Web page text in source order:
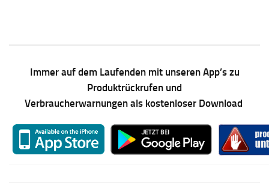
Immer auf dem Laufenden mit unseren App’s zu
Produktrückrufen und
Verbraucherwarnungen als kostenloser Download